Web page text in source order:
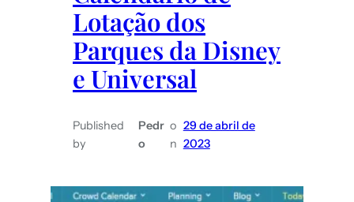
viagem
de
casal
Lotação dos
Parques da Disney
e Universal
Published
by
Pedr
o
o
n
29 de abril de
2023